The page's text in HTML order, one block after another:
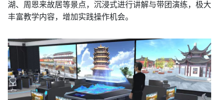
湖、周恩来故居等景点，沉浸式进行讲解与带团演练，极大
丰富教学内容，增加实践操作机会。